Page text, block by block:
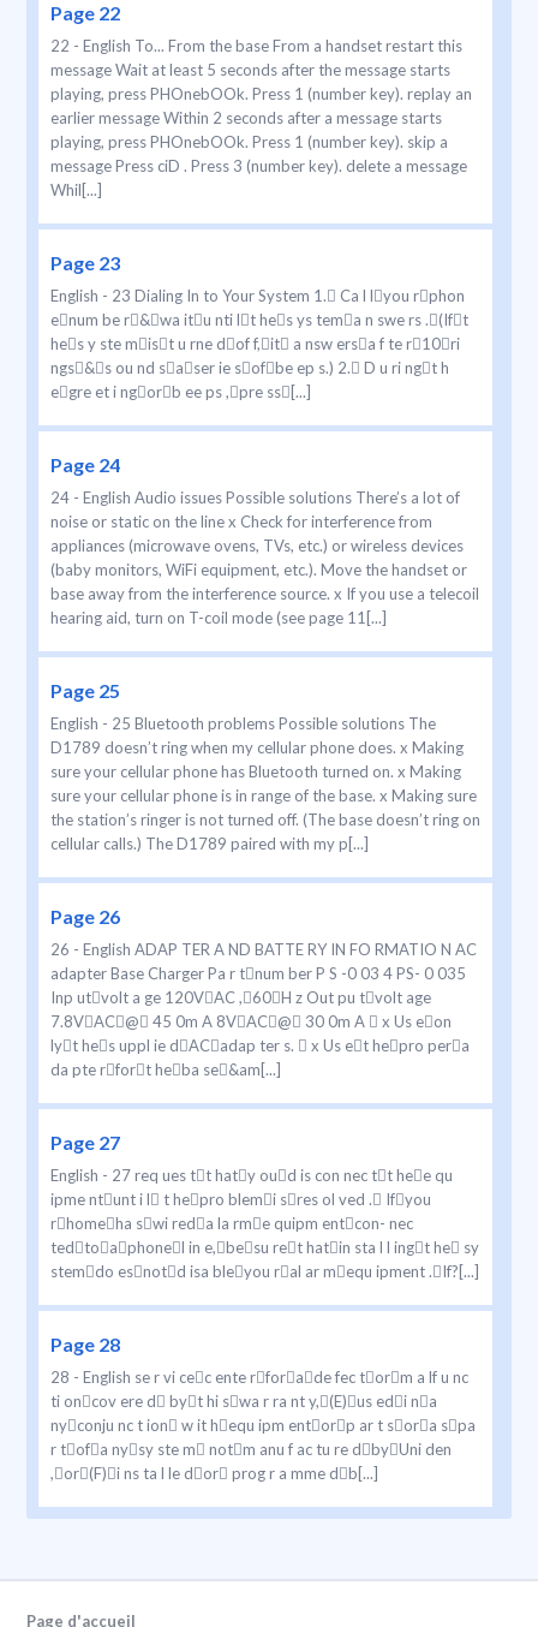
Page 22
22 - English To... From the base From a handset restart this
message Wait at least 5 seconds after the message starts
playing, press PHOnebOOk. Press 1 (number key). replay an
earlier message Within 2 seconds after a message starts
playing, press PHOnebOOk. Press 1 (number key). skip a
message Press ciD . Press 3 (number key). delete a message
Whil[...]
Page 23
English - 23 Dialing In to Your System 1. Ca l lyou rphon
enum be r&wa itu nti lt hes ys tema n swe rs .(Ift
hes y ste mist u rne dof f,it a nsw ersa f te r10ri
ngs&s ou nd saser ie sofbe ep s.) 2. D u ri ngt h
egre et i ngorb ee ps ,pre ss[...]
Page 24
24 - English Audio issues Possible solutions There’s a lot of
noise or static on the line x Check for interference from
appliances (microwave ovens, TVs, etc.) or wireless devices
(baby monitors, WiFi equipment, etc.). Move the handset or
base away from the interference source. x If you use a telecoil
hearing aid, turn on T-coil mode (see page 11[...]
Page 25
English - 25 Bluetooth problems Possible solutions The
D1789 doesn’t ring when my cellular phone does. x Making
sure your cellular phone has Bluetooth turned on. x Making
sure your cellular phone is in range of the base. x Making sure
the station’s ringer is not turned off. (The base doesn’t ring on
cellular calls.) The D1789 paired with my p[...]
Page 26
26 - English ADAP TER A ND BATTE RY IN FO RMATIO N AC
adapter Base Charger Pa r tnum ber P S -0 03 4 PS- 0 035
Inp utvolt a ge 120VAC ,60H z Out pu tvolt age
7.8VAC@ 45 0m A 8VAC@ 30 0m A  x Us eon
lyt hes uppl ie dACadap ter s.  x Us et hepro pera
da pte rfort heba se&am[...]
Page 27
English - 27 req ues tt haty oud is con nec tt hee qu
ipme ntunt i l t hepro blemi sres ol ved . Ifyou
rhomeha swi reda la rme quipm entcon- nec
tedtoaphonel in e,besu ret hatin sta l l ingt he sy
stemdo esnotd isa bleyou ral ar mequ ipment .If?[...]
Page 28
28 - English se r vi cec ente rforade fec torm a lf u nc
ti oncov ere d byt hi swa r ra nt y,(E)us edi na
nyconju nc t ion w it hequ ipm entorp ar t sora spa
r tofa nysy ste m notm anu f ac tu re dbyUni den
,or(F)i ns ta l le dor prog r a mme db[...]
Page d'accueil